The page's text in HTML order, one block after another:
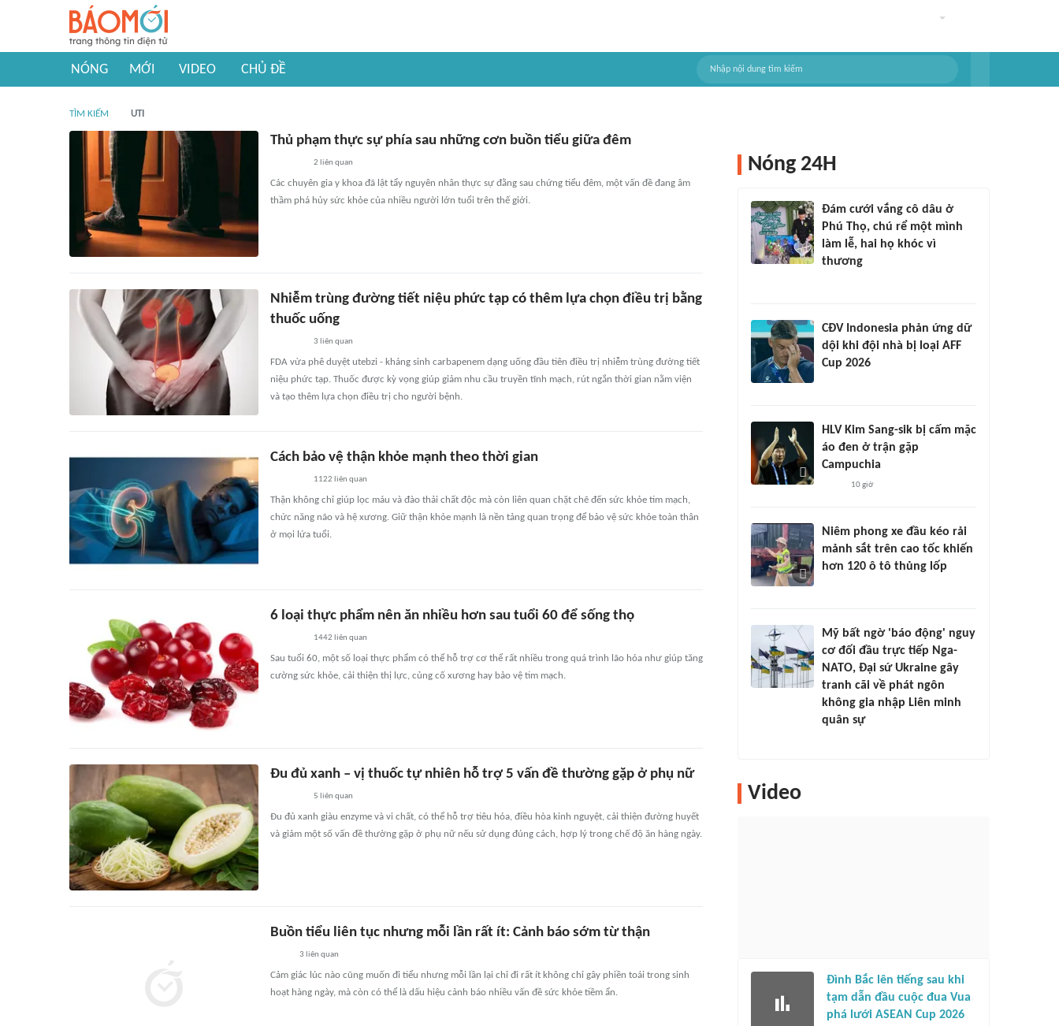
NÓNG MỚI VIDEO CHỦ ĐỀ
TÌM KIẾM UTI
Thủ phạm thực sự phía sau những cơn buồn tiểu giữa đêm
2 liên quan
Các chuyên gia y khoa đã lật tẩy nguyên nhân thực sự đằng sau chứng tiểu đêm, một vấn đề đang âm
thầm phá hủy sức khỏe của nhiều người lớn tuổi trên thế giới.
Nhiễm trùng đường tiết niệu phức tạp có thêm lựa chọn điều trị bằng
thuốc uống
3 liên quan
FDA vừa phê duyệt utebzi - kháng sinh carbapenem dạng uống đầu tiên điều trị nhiễm trùng đường tiết
niệu phức tạp. Thuốc được kỳ vọng giúp giảm nhu cầu truyền tĩnh mạch, rút ngắn thời gian nằm viện
và tạo thêm lựa chọn điều trị cho người bệnh.
Cách bảo vệ thận khỏe mạnh theo thời gian
1122 liên quan
Thận không chỉ giúp lọc máu và đào thải chất độc mà còn liên quan chặt chẽ đến sức khỏe tim mạch,
chức năng não và hệ xương. Giữ thận khỏe mạnh là nền tảng quan trọng để bảo vệ sức khỏe toàn thân
ở mọi lứa tuổi.
6 loại thực phẩm nên ăn nhiều hơn sau tuổi 60 để sống thọ
1442 liên quan
Sau tuổi 60, một số loại thực phẩm có thể hỗ trợ cơ thể rất nhiều trong quá trình lão hóa như giúp tăng
cường sức khỏe, cải thiện thị lực, củng cố xương hay bảo vệ tim mạch.
Đu đủ xanh – vị thuốc tự nhiên hỗ trợ 5 vấn đề thường gặp ở phụ nữ
5 liên quan
Đu đủ xanh giàu enzyme và vi chất, có thể hỗ trợ tiêu hóa, điều hòa kinh nguyệt, cải thiện đường huyết
và giảm một số vấn đề thường gặp ở phụ nữ nếu sử dụng đúng cách, hợp lý trong chế độ ăn hàng ngày.
Buồn tiểu liên tục nhưng mỗi lần rất ít: Cảnh báo sớm từ thận
3 liên quan
Cảm giác lúc nào cũng muốn đi tiểu nhưng mỗi lần lại chỉ đi rất ít không chỉ gây phiền toái trong sinh
hoạt hàng ngày, mà còn có thể là dấu hiệu cảnh báo nhiều vấn đề sức khỏe tiềm ẩn.
Nóng 24H
Đám cưới vắng cô dâu ở
Phú Thọ, chú rể một mình
làm lễ, hai họ khóc vì
thương
CĐV Indonesia phản ứng dữ
dội khi đội nhà bị loại AFF
Cup 2026
HLV Kim Sang-sik bị cấm mặc
áo đen ở trận gặp
Campuchia
10 giờ
Niêm phong xe đầu kéo rải
mảnh sắt trên cao tốc khiến
hơn 120 ô tô thủng lốp
Mỹ bất ngờ 'báo động' nguy
cơ đối đầu trực tiếp Nga-
NATO, Đại sứ Ukraine gây
tranh cãi về phát ngôn
không gia nhập Liên minh
quân sự
Video
Đình Bắc lên tiếng sau khi
tạm dẫn đầu cuộc đua Vua
phá lưới ASEAN Cup 2026